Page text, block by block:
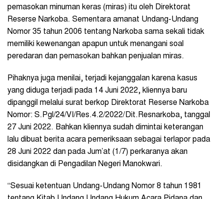
pemasokan minuman keras (miras) itu oleh Direktorat
Reserse Narkoba. Sementara amanat Undang-Undang
Nomor 35 tahun 2006 tentang Narkoba sama sekali tidak
memiliki kewenangan apapun untuk menangani soal
peredaran dan pemasokan bahkan penjualan miras.
Pihaknya juga menilai, terjadi kejanggalan karena kasus
yang diduga terjadi pada 14 Juni 2022, kliennya baru
dipanggil melalui surat berkop Direktorat Reserse Narkoba
Nomor: S.Pgl/24/VI/Res.4.2/2022/Dit.Resnarkoba, tanggal
27 Juni 2022. Bahkan kliennya sudah dimintai keterangan
lalu dibuat berita acara pemeriksaan sebagai terlapor pada
28 Juni 2022 dan pada Jum’at (1/7) perkaranya akan
disidangkan di Pengadilan Negeri Manokwari.
“Sesuai ketentuan Undang-Undang Nomor 8 tahun 1981